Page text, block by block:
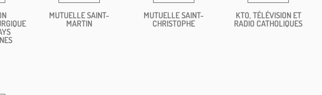
MUTUELLE SAINT-
MARTIN
MUTUELLE SAINT-
CHRISTOPHE
KTO, TÉLÉVISION ET
RADIO CATHOLIQUES